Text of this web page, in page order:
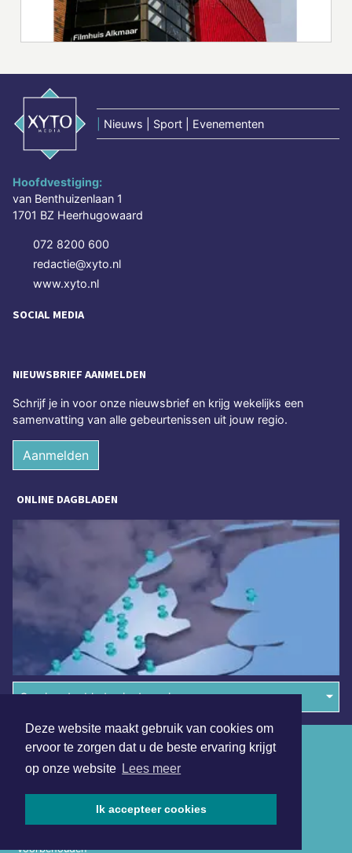
Deze website maakt gebruik van cookies om
ervoor te zorgen dat u de beste ervaring krijgt
op onze website Lees meer
Ik accepteer cookies
Nieuws | Sport | Evenementen
Hoofdvestiging:
van Benthuizenlaan 1
1701 BZ Heerhugowaard
072 8200 600
redactie@xyto.nl
www.xyto.nl
SOCIAL MEDIA
NIEUWSBRIEF AANMELDEN
Schrijf je in voor onze nieuwsbrief en krijg wekelijks een
samenvatting van alle gebeurtenissen uit jouw regio.
Aanmelden
ONLINE DAGBLADEN
Overige dagbladen in de regio
voorbehouden
Algemene voorwaarden
Disclaimer